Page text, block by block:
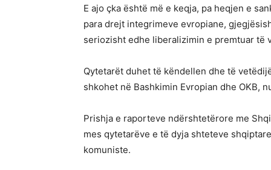
E ajo çka është më e keqja, pa heqjen e
para drejt integrimeve evropiane,
seriozisht edhe liberalizimin e premtuar të
Qytetarët duhet të këndellen dhe të
shkohet në Bashkimin Evropian dhe OKB,
Prishja e raporteve ndërshtetërore me
mes qytetarëve e të dyja shteteve
komuniste.